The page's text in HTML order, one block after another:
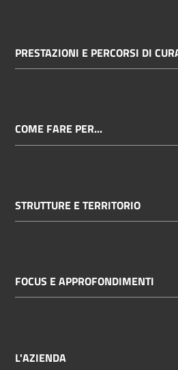
PRESTAZIONI E PERCORSI DI
COME FARE PER...
STRUTTURE E TERRITORIO
FOCUS E APPROFONDIMENTI
L'AZIENDA